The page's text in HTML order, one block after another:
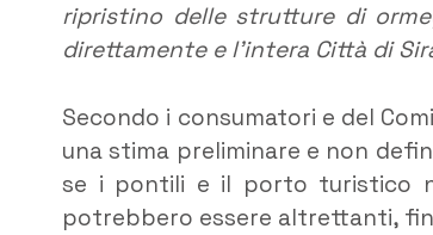
ripristino delle strutture di
direttamente e l’intera Città di
Secondo i consumatori e del
una stima preliminare e non
se i pontili e il porto turistico
potrebbero essere altrettanti,